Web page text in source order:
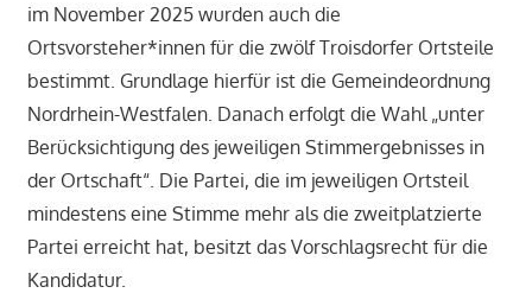
im November 2025 wurden auch die
Ortsvorsteher*innen für die zwölf Troisdorfer Ortsteile
bestimmt. Grundlage hierfür ist die Gemeindeordnung
Nordrhein-Westfalen. Danach erfolgt die Wahl „unter
Berücksichtigung des jeweiligen Stimmergebnisses in
der Ortschaft“. Die Partei, die im jeweiligen Ortsteil
mindestens eine Stimme mehr als die zweitplatzierte
Partei erreicht hat, besitzt das Vorschlagsrecht für die
Kandidatur.